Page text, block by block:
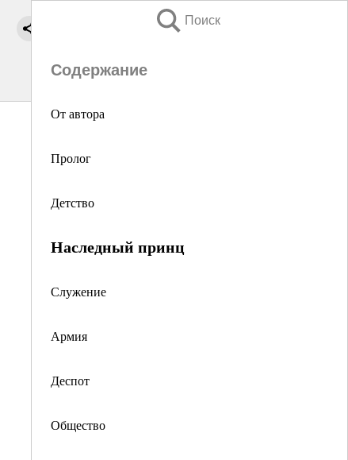
Поиск
Содержание
От автора
Пролог
Детство
Наследный принц
Служение
Армия
Деспот
Общество